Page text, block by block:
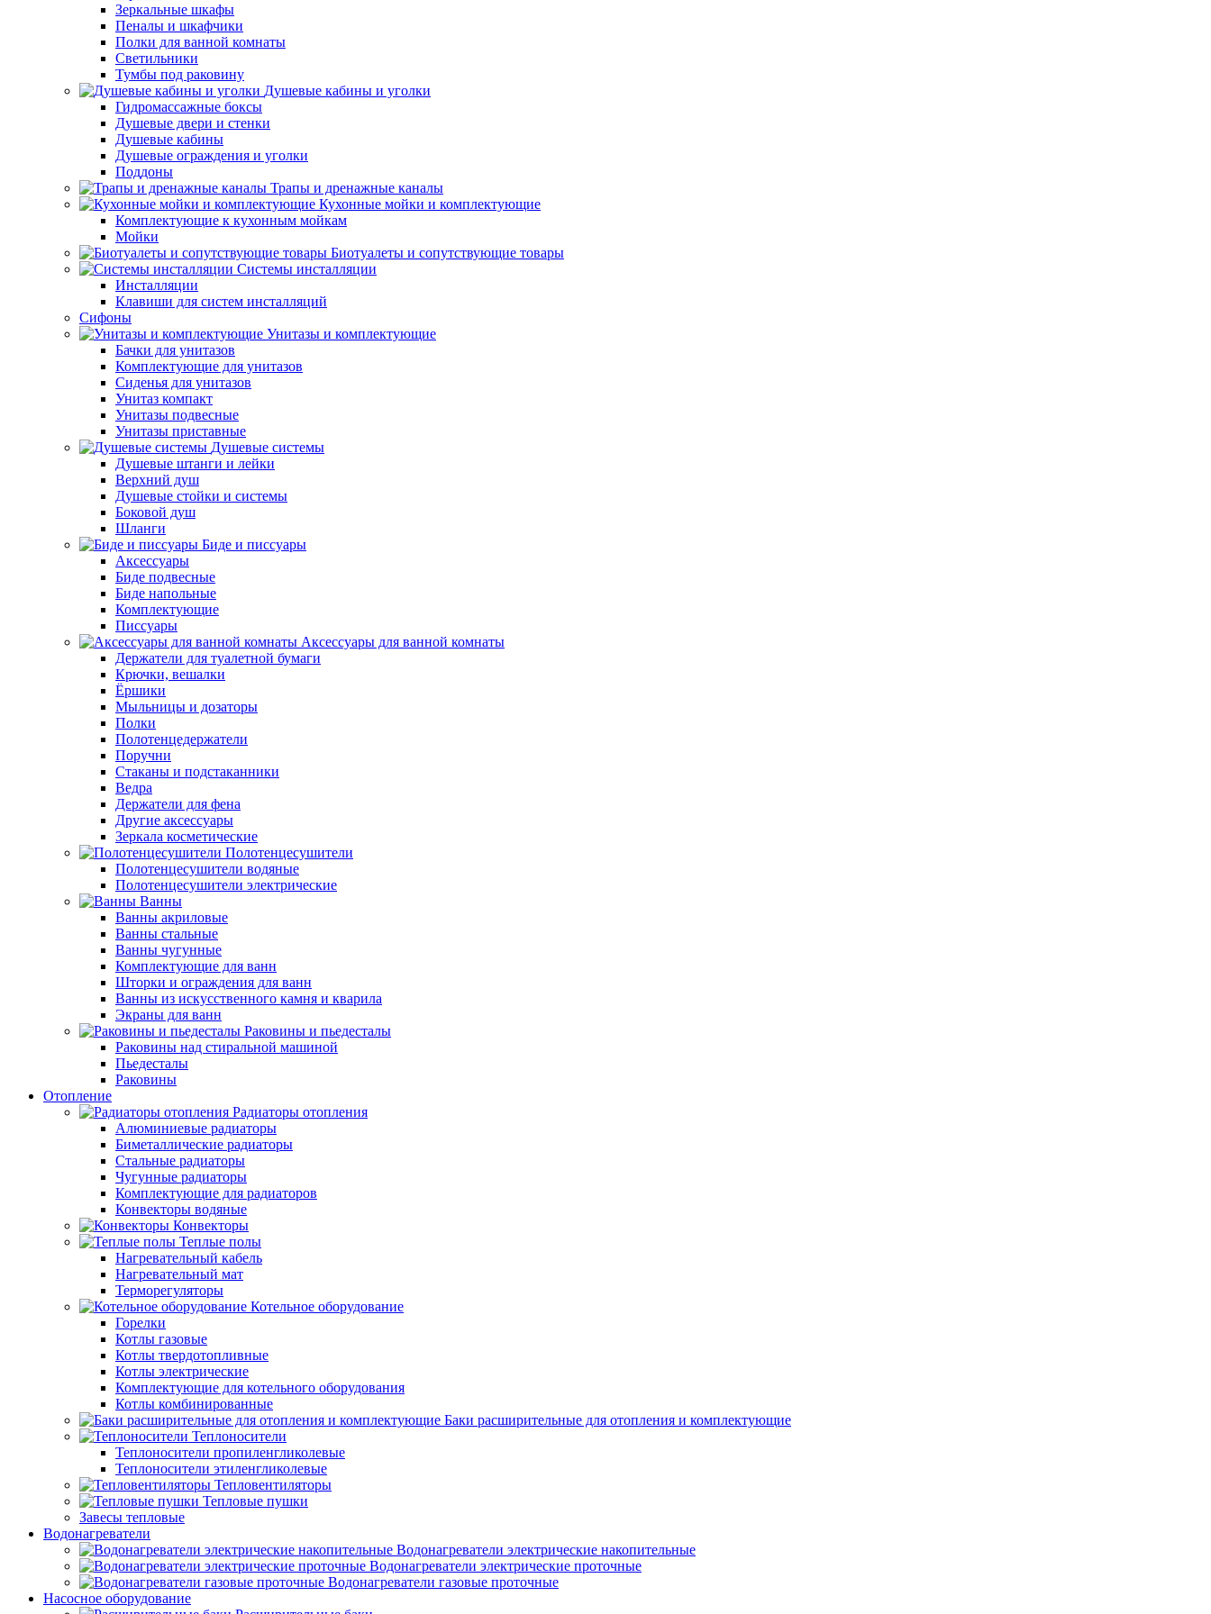
Зеркальные шкафы
Пеналы и шкафчики
Полки для ванной комнаты
Светильники
Тумбы под раковину
Душевые кабины и уголки
Гидромассажные боксы
Душевые двери и стенки
Душевые кабины
Душевые ограждения и уголки
Поддоны
Трапы и дренажные каналы
Кухонные мойки и комплектующие
Комплектующие к кухонным мойкам
Мойки
Биотуалеты и сопутствующие товары
Системы инсталляции
Инсталляции
Клавиши для систем инсталляций
Сифоны
Унитазы и комплектующие
Бачки для унитазов
Комплектующие для унитазов
Сиденья для унитазов
Унитаз компакт
Унитазы подвесные
Унитазы приставные
Душевые системы
Душевые штанги и лейки
Верхний душ
Душевые стойки и системы
Боковой душ
Шланги
Биде и писсуары
Аксессуары
Биде подвесные
Биде напольные
Комплектующие
Писсуары
Аксессуары для ванной комнаты
Держатели для туалетной бумаги
Крючки, вешалки
Ёршики
Мыльницы и дозаторы
Полки
Полотенцедержатели
Поручни
Стаканы и подстаканники
Ведра
Держатели для фена
Другие аксессуары
Зеркала косметические
Полотенцесушители
Полотенцесушители водяные
Полотенцесушители электрические
Ванны
Ванны акриловые
Ванны стальные
Ванны чугунные
Комплектующие для ванн
Шторки и ограждения для ванн
Ванны из искусственного камня и кварила
Экраны для ванн
Раковины и пьедесталы
Раковины над стиральной машиной
Пьедесталы
Раковины
Отопление
Радиаторы отопления
Алюминиевые радиаторы
Биметаллические радиаторы
Стальные радиаторы
Чугунные радиаторы
Комплектующие для радиаторов
Конвекторы водяные
Конвекторы
Теплые полы
Нагревательный кабель
Нагревательный мат
Терморегуляторы
Котельное оборудование
Горелки
Котлы газовые
Котлы твердотопливные
Котлы электрические
Комплектующие для котельного оборудования
Котлы комбинированные
Баки расширительные для отопления и комплектующие
Теплоносители
Теплоносители пропиленгликолевые
Теплоносители этиленгликолевые
Тепловентиляторы
Тепловые пушки
Завесы тепловые
Водонагреватели
Водонагреватели электрические накопительные
Водонагреватели электрические проточные
Водонагреватели газовые проточные
Насосное оборудование